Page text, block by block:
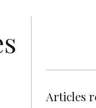
Articles